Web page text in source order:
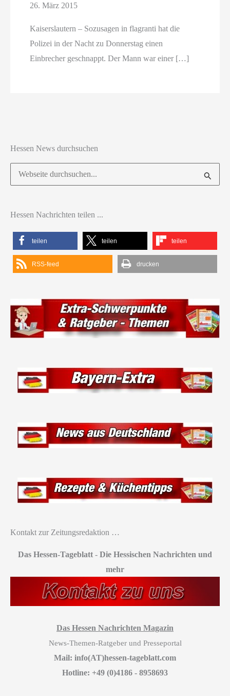
26. März 2015
Kaiserslautern – Sozusagen in flagranti hat die
Polizei in der Nacht zu Donnerstag einen
Einbrecher geschnappt. Der Mann war einer […]
Hessen News durchsuchen
Suchen
nach:
Hessen Nachrichten teilen ...
teilen teilen teilen
RSS-feed drucken
Kontakt zur Zeitungsredaktion …
Das Hessen-Tageblatt - Die Hessischen Nachrichten und
mehr
Das Hessen Nachrichten Magazin
News-Themen-Ratgeber und Presseportal
Mail: info(AT)hessen-tageblatt.com
Hotline: +49 (0)4186 - 8958693